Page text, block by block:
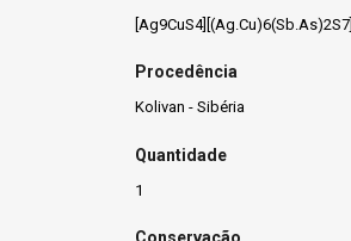
[Ag9CuS4][(Ag.Cu)6(Sb.As)2S7]
Procedência
Kolivan - Sibéria
Quantidade
1